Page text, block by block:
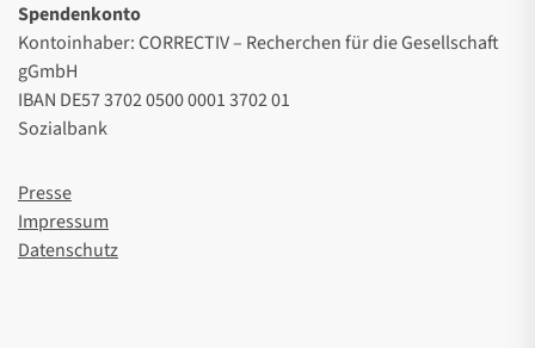
Spendenkonto
Kontoinhaber: CORRECTIV – Recherchen für die Gesellschaft
gGmbH
IBAN DE57 3702 0500 0001 3702 01
Sozialbank
Presse
Impressum
Datenschutz